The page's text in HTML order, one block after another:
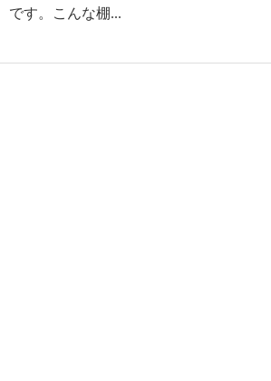
です。こんな棚...